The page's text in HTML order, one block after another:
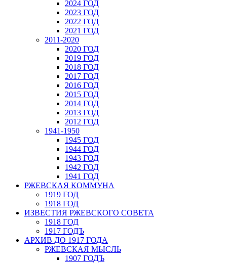
2024 ГОД
2023 ГОД
2022 ГОД
2021 ГОД
2011-2020
2020 ГОД
2019 ГОД
2018 ГОД
2017 ГОД
2016 ГОД
2015 ГОД
2014 ГОД
2013 ГОД
2012 ГОД
1941-1950
1945 ГОД
1944 ГОД
1943 ГОД
1942 ГОД
1941 ГОД
РЖЕВСКАЯ КОММУНА
1919 ГОД
1918 ГОД
ИЗВЕСТИЯ РЖЕВСКОГО СОВЕТА
1918 ГОД
1917 ГОДЪ
АРХИВ ДО 1917 ГОДА
РЖЕВСКАЯ МЫСЛЬ
1907 ГОДЪ